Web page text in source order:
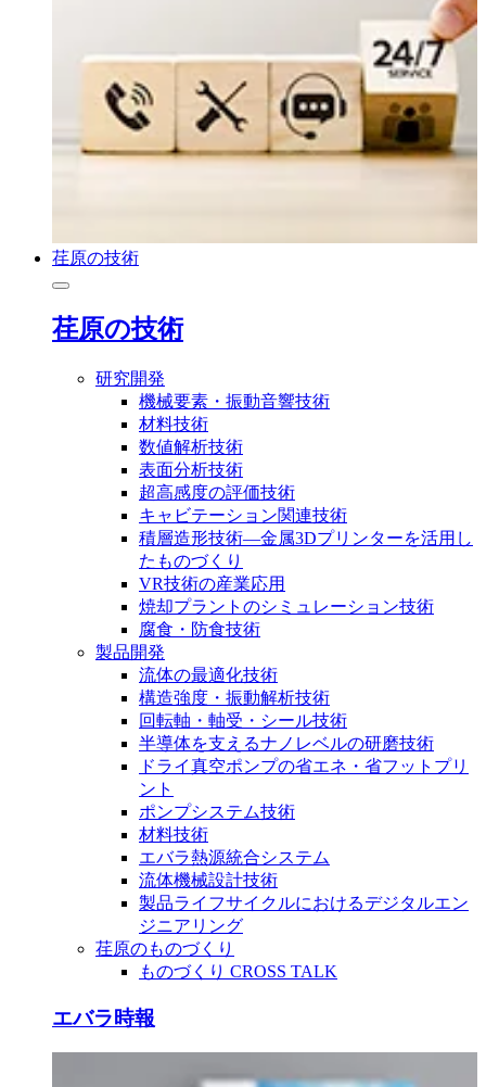
荏原の技術
荏原の技術
研究開発
機械要素・振動音響技術
材料技術
数値解析技術
表面分析技術
超高感度の評価技術
キャビテーション関連技術
積層造形技術―金属3Dプリンターを活用し
たものづくり
VR技術の産業応用
焼却プラントのシミュレーション技術
腐食・防食技術
製品開発
流体の最適化技術
構造強度・振動解析技術
回転軸・軸受・シール技術
半導体を支えるナノレベルの研磨技術
ドライ真空ポンプの省エネ・省フットプリ
ント
ポンプシステム技術
材料技術
エバラ熱源統合システム
流体機械設計技術
製品ライフサイクルにおけるデジタルエン
ジニアリング
荏原のものづくり
ものづくり CROSS TALK
エバラ時報